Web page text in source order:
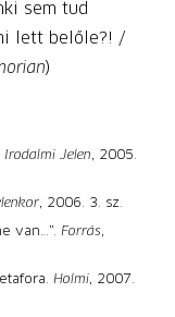
sem tud
lett belőle?! /
)
Irodalmi Jelen, 2005.
, 2006. 3. sz.
van…”. Forrás,
Holmi, 2007.